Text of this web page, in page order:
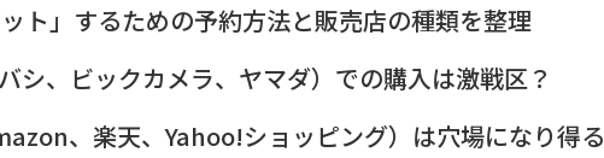
ト」するための予約方法と販売店の種類を整理
シ、ビックカメラ、ヤマダ）での購入は激戦区？
、楽天、Yahoo!ショッピング）は穴場になり得る